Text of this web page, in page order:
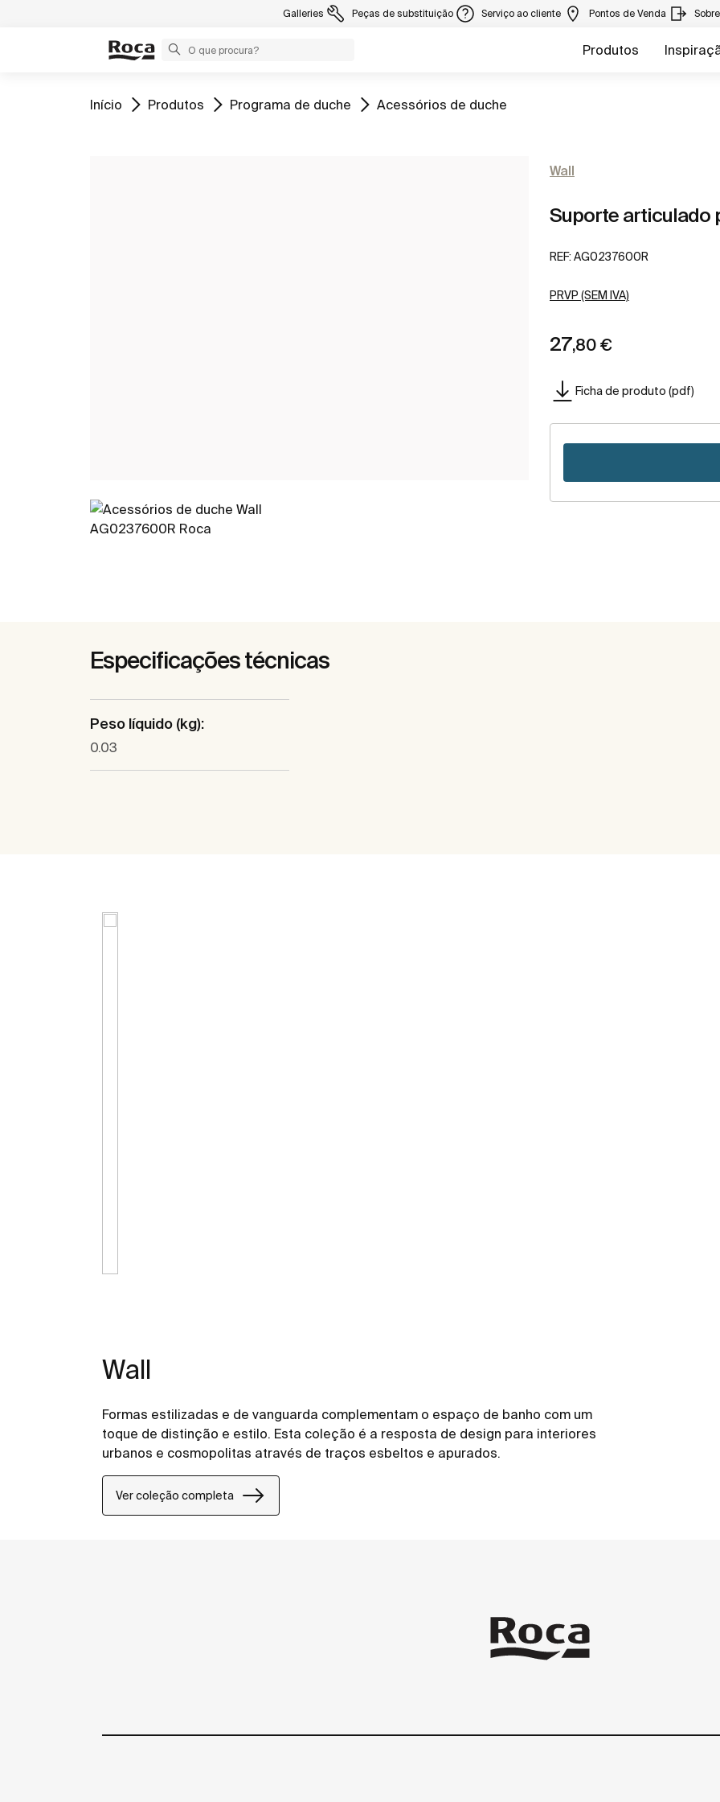
Galleries Peças de substituição Serviço ao cliente Pontos de Venda
Produtos
Ir para
Início Ir para
Produtos Ir para
Programa de duche Ir para
Acessórios de duche
Wall
Suporte articulado
REF: AG0237600R
PRVP (SEM IVA)
27,80 €
Ficha de produto (pdf)
Especificações técnicas
Peso líquido (kg):
0.03
Wall
Formas estilizadas e de vanguarda complementam o espaço de banho com um
toque de distinção e estilo. Esta coleção é a resposta de design para interiores
urbanos e cosmopolitas através de traços esbeltos e apurados.
Ver coleção completa